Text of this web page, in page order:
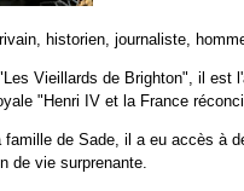
historien, journaliste,
Vieillards de Brighton", il
"Henri IV et la France
de Sade, il a eu accès à
de vie surprenante.